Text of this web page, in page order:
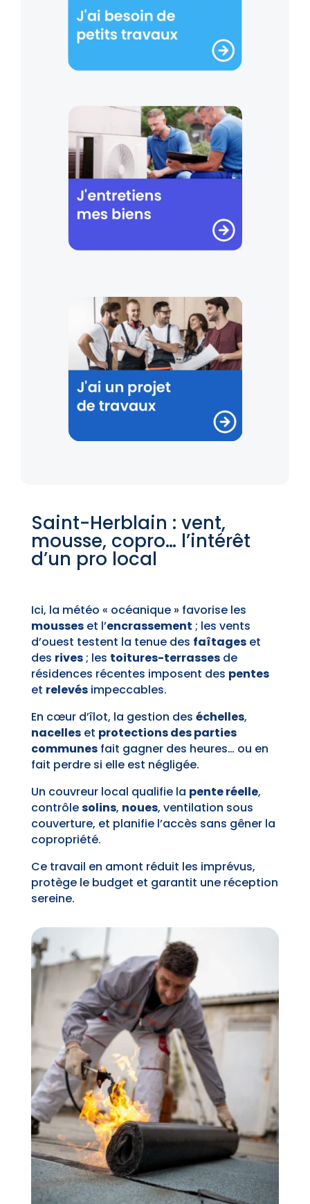
Saint-Herblain : vent,
mousse, copro… l’intérêt
d’un pro local
Ici, la météo « océanique » favorise les
mousseset l’encrassement ; les vents
d’ouest testent la tenue des faîtageset
des rives; les toitures-terrassesde
résidences récentes imposent des pentes
et relevésimpeccables.
En cœur d’îlot, la gestion des échelles,
nacelleset protections des parties
communesfait gagner des heures… ou en
fait perdre si elle est négligée.
Un couvreur local qualifie la pente réelle,
contrôlesolins, noues, ventilation sous
couverture, et planifie l’accès sans gêner la
copropriété.
Ce travail en amont réduit les imprévus,
protège le budget et garantit une réception
sereine.